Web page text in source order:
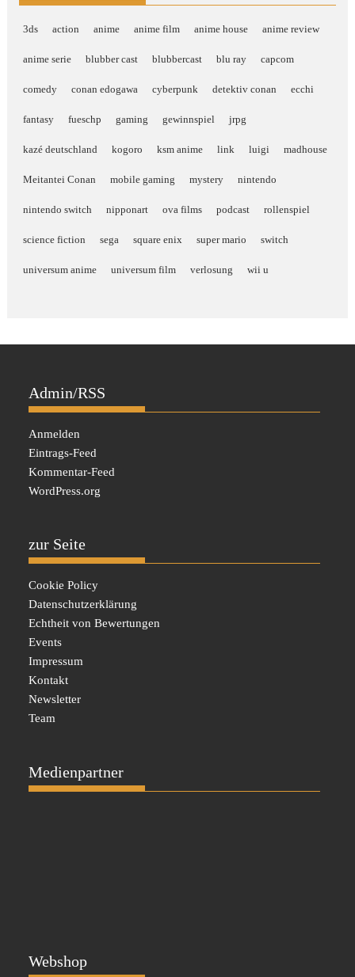
3ds action anime anime film anime house anime review
anime serie blubber cast blubbercast blu ray capcom
comedy conan edogawa cyberpunk detektiv conan ecchi
fantasy fueschp gaming gewinnspiel jrpg
kazé deutschland kogoro ksm anime link luigi madhouse
Meitantei Conan mobile gaming mystery nintendo
nintendo switch nipponart ova films podcast rollenspiel
science fiction sega square enix super mario switch
universum anime universum film verlosung wii u
Admin/RSS
Anmelden
Eintrags-Feed
Kommentar-Feed
WordPress.org
zur Seite
Cookie Policy
Datenschutzerklärung
Echtheit von Bewertungen
Events
Impressum
Kontakt
Newsletter
Team
Medienpartner
Webshop